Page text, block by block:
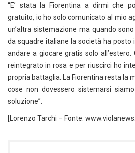
“E’ stata la Fiorentina a dirmi che
gratuito, io ho solo comunicato al mio
un’altra sistemazione ma quando
da squadre italiane la società ha posto
andare a giocare gratis solo
reintegrato in rosa e per riuscirci ho
propria battaglia. La Fiorentina resta la
cose non dovessero sistemarsi
soluzione”.
[Lorenzo Tarchi – Fonte: